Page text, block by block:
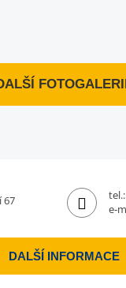
67
tel.:
e-
DALŠÍ INFORMACE